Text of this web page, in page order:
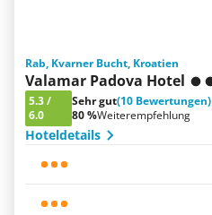
Rab, Kvarner Bucht, Kroatien
Valamar Padova Hotel
5.3/
6.0
Sehr gut(10 Bewertungen)
80 %Weiterempfehlung
Hoteldetails